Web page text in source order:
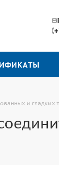
и гладких